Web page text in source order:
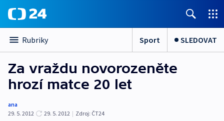
Rubriky Sport SLEDOVAT
Za vraždu novorozeněte
hrozí matce 20 let
ana
29. 5. 2012
29. 5. 2012 | Zdroj: ČT24